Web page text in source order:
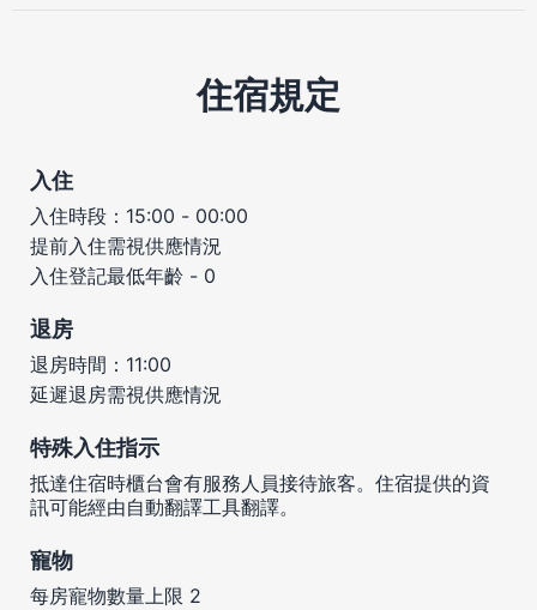
住宿規定
入住
入住時段：15:00 - 00:00
提前入住需視供應情況
入住登記最低年齡 - 0
退房
退房時間：11:00
延遲退房需視供應情況
特殊入住指示
抵達住宿時櫃台會有服務人員接待旅客。住宿提供的資
訊可能經由自動翻譯工具翻譯。
寵物
每房寵物數量上限 2